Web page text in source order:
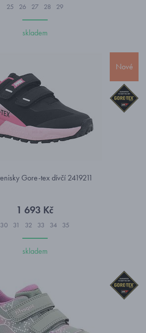
25 26 27 28 29
skladem
Nové
Gore-tex dívčí 2419211
1 693 Kč
30 31 32 33 34 35
skladem